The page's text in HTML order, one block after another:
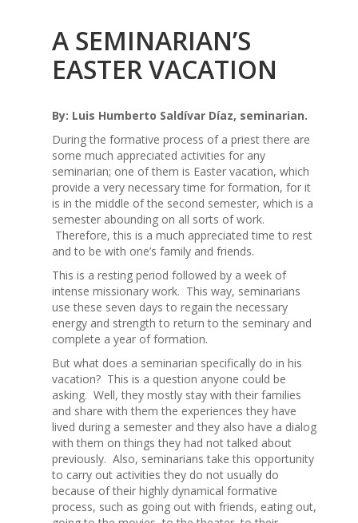
A SEMINARIAN’S
EASTER VACATION
By: Luis Humberto Saldívar Díaz, seminarian.
During the formative process of a priest there are
some much appreciated activities for any
seminarian; one of them is Easter vacation, which
provide a very necessary time for formation, for it
is in the middle of the second semester, which is a
semester abounding on all sorts of work.
Therefore, this is a much appreciated time to rest
and to be with one’s family and friends.
This is a resting period followed by a week of
intense missionary work. This way, seminarians
use these seven days to regain the necessary
energy and strength to return to the seminary and
complete a year of formation.
But what does a seminarian specifically do in his
vacation? This is a question anyone could be
asking. Well, they mostly stay with their families
and share with them the experiences they have
lived during a semester and they also have a dialog
with them on things they had not talked about
previously. Also, seminarians take this opportunity
to carry out activities they do not usually do
because of their highly dynamical formative
process, such as going out with friends, eating out,